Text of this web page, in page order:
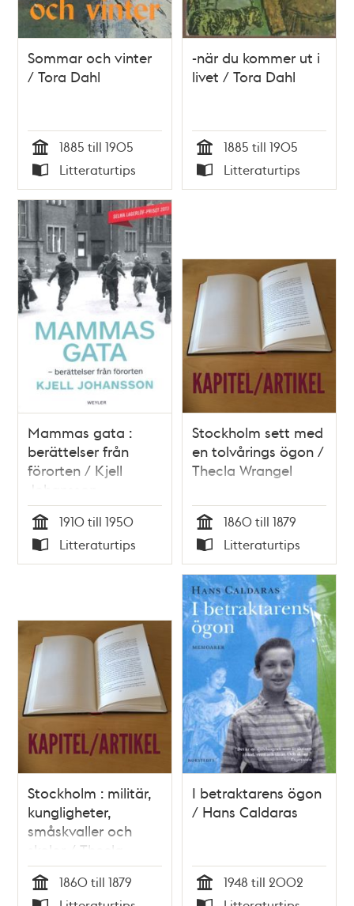
Sommar och vinter
/ Tora Dahl
Tid
1885 till 1905
Typ
Litteraturtips
-när du kommer ut i
livet / Tora Dahl
Tid
1885 till 1905
Typ
Litteraturtips
Mammas gata :
berättelser från
förorten / Kjell
Johansson
Tid
1910 till 1950
Typ
Litteraturtips
Stockholm sett med
en tolvårings ögon /
Thecla Wrangel
Tid
1860 till 1879
Typ
Litteraturtips
Stockholm : militär,
kungligheter,
småskvaller och
skolor / Thecla
Wrangel
Tid
1860 till 1879
I betraktarens ögon
/ Hans Caldaras
Tid
1948 till 2002